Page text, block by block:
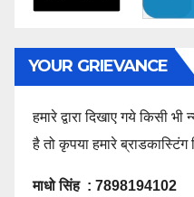
YOUR GRIEVANCE
हमारे द्वारा दिखाए गये किसी
है तो कृपया हमारे
माधो सिंह : 7898194102